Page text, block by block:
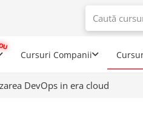
Cursuri Companii
DevOps in era cloud